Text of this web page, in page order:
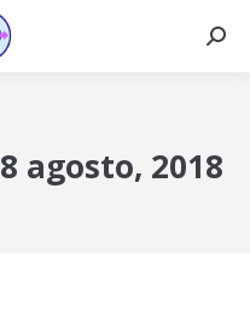
8 agosto, 2018